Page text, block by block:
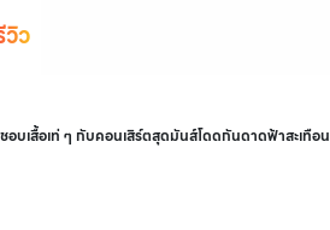
วิว
บเสื้อเท่ ๆ กับคอนเสิร์ตสุดมันส์โดดกันดาดฟ้าสะเทือน